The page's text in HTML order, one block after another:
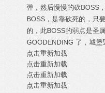
弹，然后慢慢的砍BOSS
BOSS，是靠砍死的，只
的，此BOSS的弱点是圣
GOODENDING 了，城堡
点击重新加载
点击重新加载
点击重新加载
点击重新加载